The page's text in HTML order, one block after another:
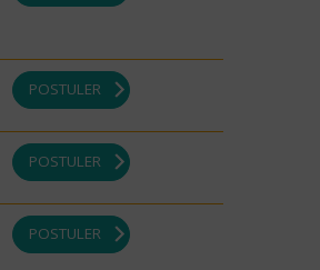
POSTULER
POSTULER
POSTULER